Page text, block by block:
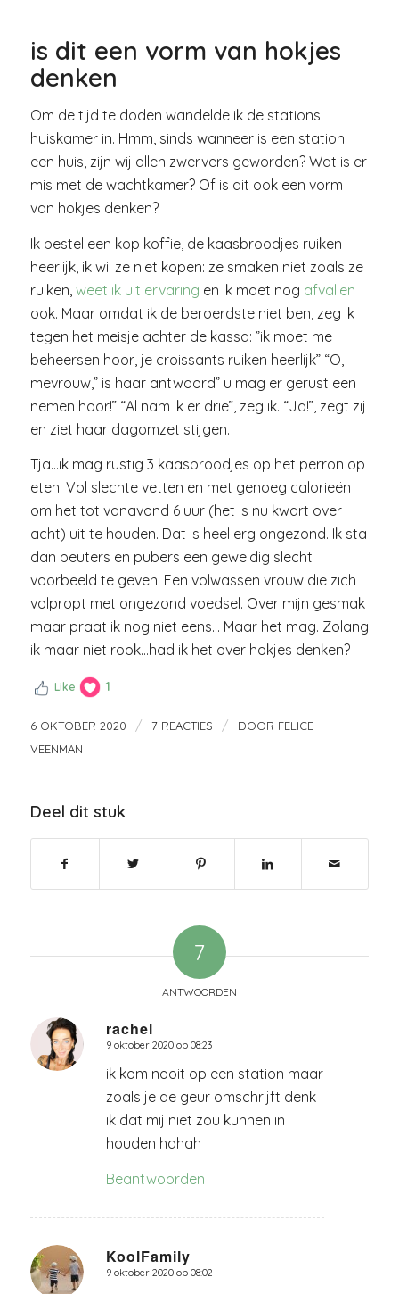
is dit een vorm van hokjes
denken
Om de tijd te doden wandelde ik de stations
huiskamer in. Hmm, sinds wanneer is een station
een huis, zijn wij allen zwervers geworden? Wat is er
mis met de wachtkamer? Of is dit ook een vorm
van hokjes denken?
Ik bestel een kop koffie, de kaasbroodjes ruiken
heerlijk, ik wil ze niet kopen: ze smaken niet zoals ze
ruiken, weet ik uit ervaring en ik moet nog afvallen
ook. Maar omdat ik de beroerdste niet ben, zeg ik
tegen het meisje achter de kassa: ”ik moet me
beheersen hoor, je croissants ruiken heerlijk” “O,
mevrouw,” is haar antwoord” u mag er gerust een
nemen hoor!” “Al nam ik er drie”, zeg ik. “Ja!”, zegt zij
en ziet haar dagomzet stijgen.
Tja…ik mag rustig 3 kaasbroodjes op het perron op
eten. Vol slechte vetten en met genoeg calorieën
om het tot vanavond 6 uur (het is nu kwart over
acht) uit te houden. Dat is heel erg ongezond. Ik sta
dan peuters en pubers een geweldig slecht
voorbeeld te geven. Een volwassen vrouw die zich
volpropt met ongezond voedsel. Over mijn gesmak
maar praat ik nog niet eens… Maar het mag. Zolang
ik maar niet rook…had ik het over hokjes denken?
Like 1
6 OKTOBER 2020 / 7 REACTIES / DOOR FELICE
VEENMAN
Deel dit stuk
7
ANTWOORDEN
rachel
zegt:
9 oktober 2020 op 08:23
ik kom nooit op een station maar
zoals je de geur omschrijft denk
ik dat mij niet zou kunnen in
houden hahah
Beantwoorden
KoolFamily
zegt:
9 oktober 2020 op 08:02